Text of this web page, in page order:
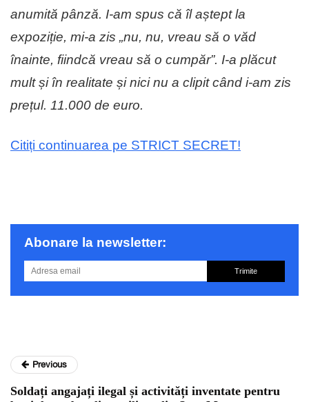
anumită pânză. I-am spus că îl aștept la
expoziție, mi-a zis „nu, nu, vreau să o văd
înainte, fiindcă vreau să o cumpăr”. I-a plăcut
mult și în realitate și nici nu a clipit când i-am zis
prețul. 11.000 de euro.
Citiți continuarea pe STRICT SECRET!
Abonare la newsletter:
Trimite
Previous
Soldați angajați ilegal și activități inventate pentru